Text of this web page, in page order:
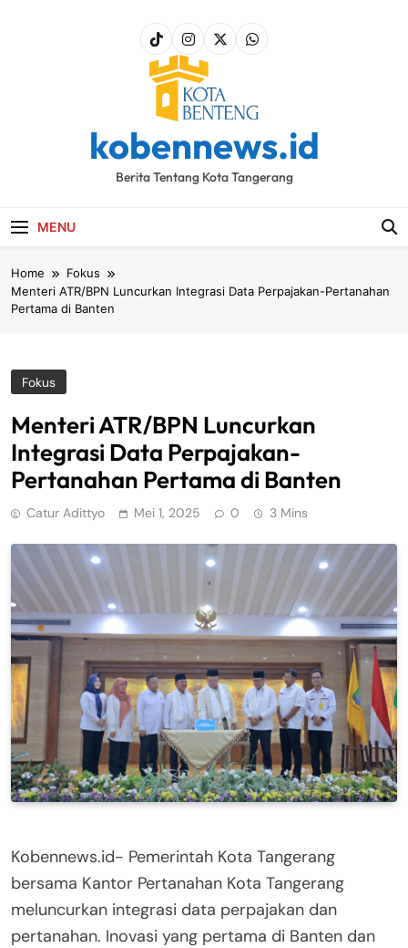
kobennews.id
Berita Tentang Kota Tangerang
MENU
Home
Fokus
Menteri ATR/BPN Luncurkan Integrasi Data Perpajakan-Pertanahan
Pertama di Banten
Fokus
Menteri ATR/BPN Luncurkan
Integrasi Data Perpajakan-
Pertanahan Pertama di Banten
Catur Adittyo Mei 1, 2025 0 3 Mins
Kobennews.id- Pemerintah Kota Tangerang
bersama Kantor Pertanahan Kota Tangerang
meluncurkan integrasi data perpajakan dan
pertanahan. Inovasi yang pertama di Banten dan